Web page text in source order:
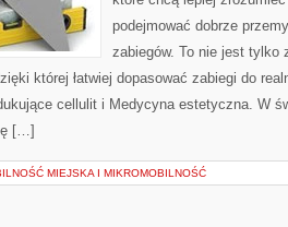
podejmować dobrze
zabiegów. To nie jest tylko
której łatwiej dopasować zabiegi do
cellulit i Medycyna estetyczna. W
[…]
MIEJSKA I MIKROMOBILNOŚĆ